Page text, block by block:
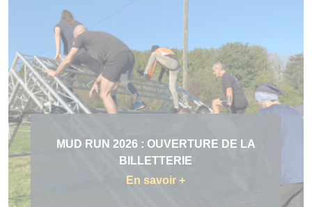
MUD RUN 2026 : OUVERTURE DE LA
BILLETTERIE
En savoir +